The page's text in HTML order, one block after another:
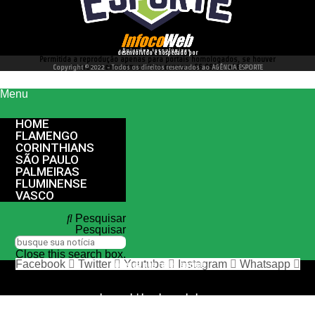
desenvolvido e hospedado por
Permitida a reprodução apenas para portais homologados, se houver
interesse entre em contato conosco 66 99977 4262
Copyright © 2022 - Todos os direitos reservados ao AGÊNCIA ESPORTE
Menu
HOME
FLAMENGO
CORINTHIANS
SÃO PAULO
PALMEIRAS
FLUMINENSE
VASCO
Pesquisar
Pesquisar
Close this search box.
nos siga nas redes sociais
Facebook Twitter Youtube Instagram Whatsapp
desenvolvido e hospedado por